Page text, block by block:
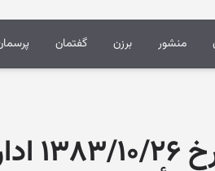
منشور برزن گفتمان
نظر